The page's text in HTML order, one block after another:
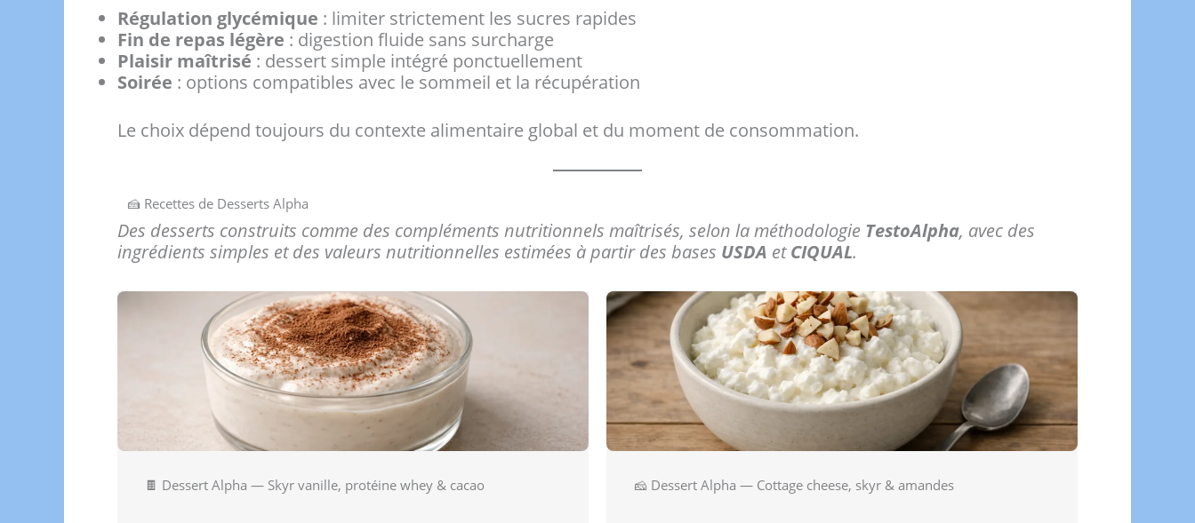
Régulation glycémique : limiter strictement les sucres rapides
Fin de repas légère : digestion fluide sans surcharge
Plaisir maîtrisé : dessert simple intégré ponctuellement
Soirée : options compatibles avec le sommeil et la récupération
Le choix dépend toujours du contexte alimentaire global et du moment de consommation.
🍰 Recettes de Desserts Alpha
Des desserts construits comme des compléments nutritionnels maîtrisés, selon la méthodologie TestoAlpha, avec des
ingrédients simples et des valeurs nutritionnelles estimées à partir des bases USDA etCIQUAL.
🍫 Dessert Alpha — Skyr vanille, protéine whey & cacao 🧀 Dessert Alpha — Cottage cheese, skyr & amandes